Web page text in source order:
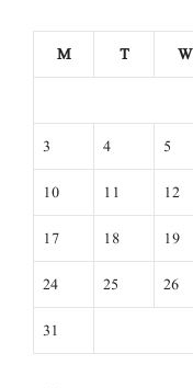
M
T W
3
4 5
10
11 12
17
18 19
24
25 26
31